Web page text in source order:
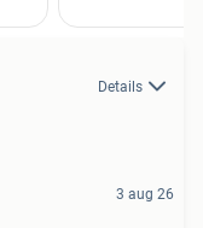
Details
3 aug 26